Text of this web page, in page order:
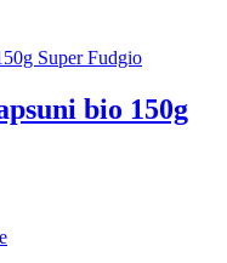
bio 150g